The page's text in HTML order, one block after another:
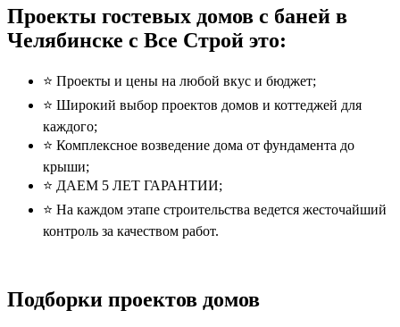
Проекты гостевых домов с баней в
Челябинске с Все Строй это:
⭐️ Проекты и цены на любой вкус и бюджет;
⭐️ Широкий выбор проектов домов и коттеджей для
каждого;
⭐️ Комплексное возведение дома от фундамента до
крыши;
⭐️ ДАЕМ 5 ЛЕТ ГАРАНТИИ;
⭐️ На каждом этапе строительства ведется жесточайший
контроль за качеством работ.
Подборки проектов домов